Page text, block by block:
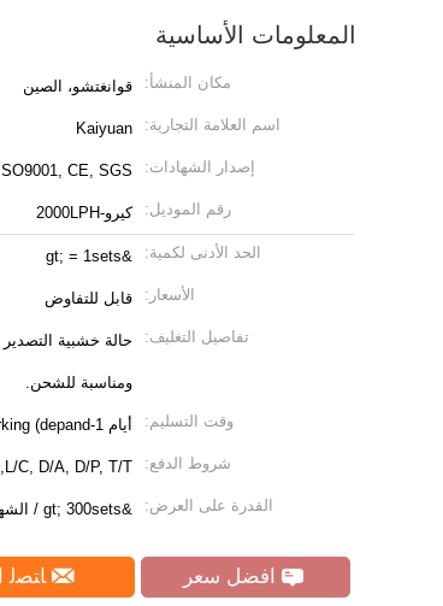
المعلومات الأساسية
مكان المنشأ: قوانغتشو، الصين
اسم العلامة التجارية: Kaiyuan
إصدار الشهادات: ISO9001, CE, SGS
رقم الموديل: كيرو-2000LPH
الحد الأدنى لكمية: &gt; = 1sets
الأسعار: قابل للتفاوض
تفاصيل التغليف: حالة خشبية التصدير
ومناسبة للشحن.
وقت التسليم: أيام 1-7working (depand على تخزين المواد الخام)
شروط الدفع: L/C, D/A, D/P, T/T, إتحاد غربيّ, MoneyGram
القدرة على العرض: &gt; 300sets / الشهر
افضل سعر ﺎﺘﺼﻟ